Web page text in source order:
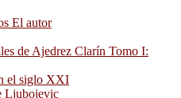
El autor
de Ajedrez Clarín Tomo I:
el siglo XXI
Ljubojevic